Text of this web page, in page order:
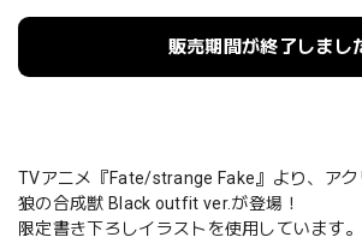
販売期間が終了しまし
TVアニメ『Fate/strange Fake』より、ア
狼の合成獣 Black outfit ver.が登場！
限定書き下ろしイラストを使用しています。